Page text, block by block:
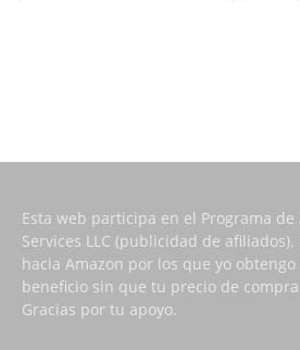
Esta web participa en el Programa
Services LLC (publicidad de
hacia Amazon por los que yo
beneficio sin que tu precio de
Gracias por tu apoyo.